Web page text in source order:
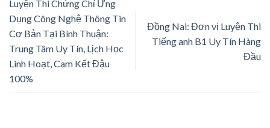
Luyện Thi Chứng Chỉ Ứng
Dụng Công Nghệ Thông Tin
Cơ Bản Tại Bình Thuận:
Trung Tâm Uy Tín, Lịch Học
Linh Hoạt, Cam Kết Đậu
100%
Đồng Nai: Đơn vị Luyện Thi
Tiếng anh B1 Uy Tín Hàng
Đầu